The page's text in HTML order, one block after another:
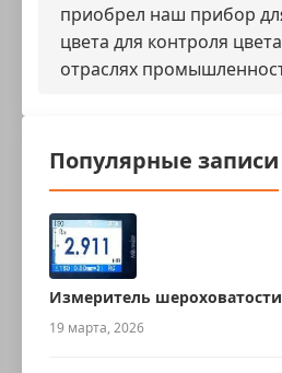
приобрел наш прибор
цвета для контроля
отраслях
Популярные записи
Измеритель
19 марта, 2026